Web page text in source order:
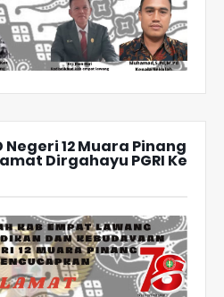
Negeri 12 Muara Pinang
Dirgahayu PGRI Ke